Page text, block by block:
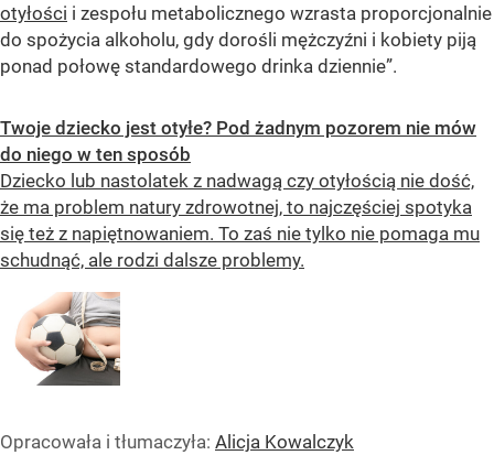
otyłości i zespołu metabolicznego wzrasta proporcjonalnie
do spożycia alkoholu, gdy dorośli mężczyźni i kobiety piją
ponad połowę standardowego drinka dziennie”.
Twoje dziecko jest otyłe? Pod żadnym pozorem nie mów
do niego w ten sposób
Dziecko lub nastolatek z nadwagą czy otyłością nie dość,
że ma problem natury zdrowotnej, to najczęściej spotyka
się też z napiętnowaniem. To zaś nie tylko nie pomaga mu
schudnąć, ale rodzi dalsze problemy.
Opracowała i tłumaczyła: Alicja Kowalczyk